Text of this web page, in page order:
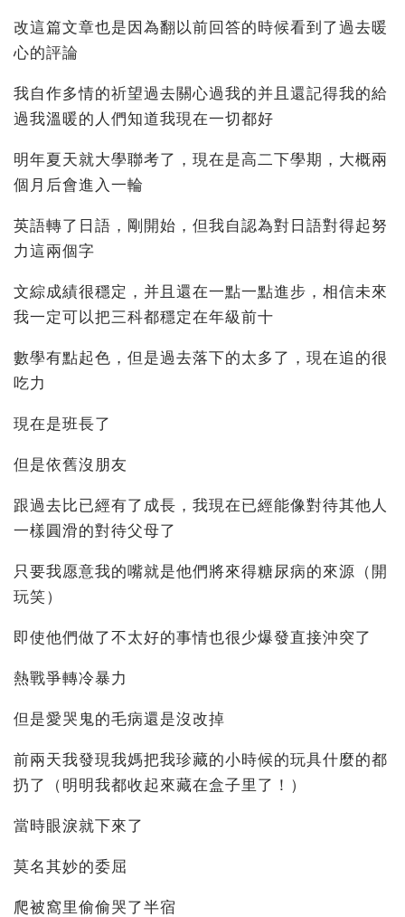
改這篇文章也是因為翻以前回答的時候看到了過去暖
心的評論
我自作多情的祈望過去關心過我的并且還記得我的給
過我溫暖的人們知道我現在一切都好
明年夏天就大學聯考了，現在是高二下學期，大概兩
個月后會進入一輪
英語轉了日語，剛開始，但我自認為對日語對得起努
力這兩個字
文綜成績很穩定，并且還在一點一點進步，相信未來
我一定可以把三科都穩定在年級前十
數學有點起色，但是過去落下的太多了，現在追的很
吃力
現在是班長了
但是依舊沒朋友
跟過去比已經有了成長，我現在已經能像對待其他人
一樣圓滑的對待父母了
只要我愿意我的嘴就是他們將來得糖尿病的來源（開
玩笑）
即使他們做了不太好的事情也很少爆發直接沖突了
熱戰爭轉冷暴力
但是愛哭鬼的毛病還是沒改掉
前兩天我發現我媽把我珍藏的小時候的玩具什麼的都
扔了（明明我都收起來藏在盒子里了！）
當時眼淚就下來了
莫名其妙的委屈
爬被窩里偷偷哭了半宿